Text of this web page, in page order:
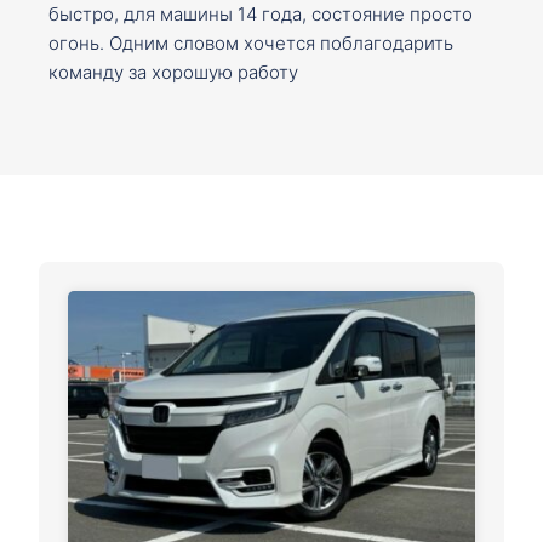
быстро, для машины 14 года, состояние просто
огонь. Одним словом хочется поблагодарить
команду за хорошую работу